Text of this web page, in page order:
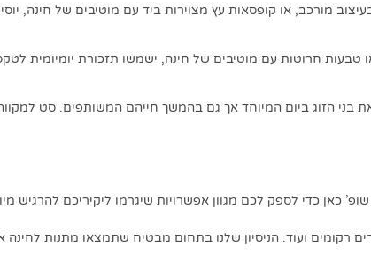
מורכב, או קופסאות עץ מצוירות ביד עם מוטיבים של חינה,
חרוטות עם מוטיבים של חינה, ישמשו תזכורת יומיומית
הזוג ביום המיוחד אך גם בהמשך חייהם המשותפים. סט
כאן כדי לספק לכם מגוון אפשרויות שיגרמו ליקיריכם להרגיש
רקומים ועוד. הניסיון שלנו בתחום מבטיח שתמצאו מתנות לחינה